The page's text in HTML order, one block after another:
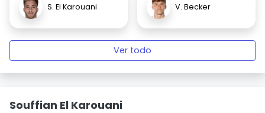
S. El Karouani V. Becker
Ver todo
Souffian El Karouani